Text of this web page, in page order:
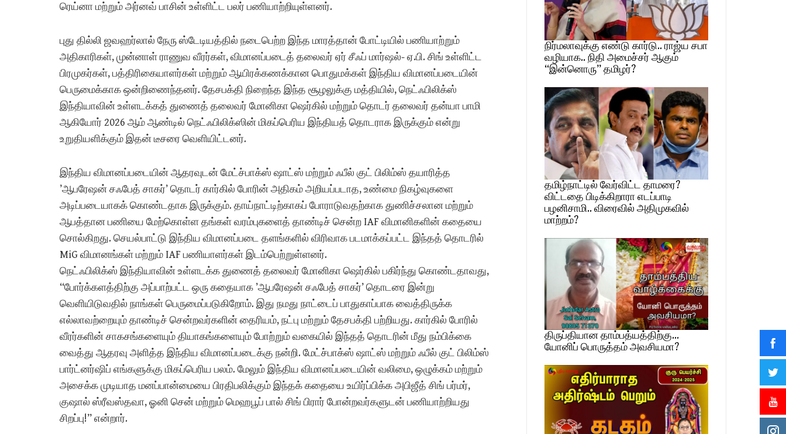
ரெய்னா மற்றும் அர்னவ் பாசின் உள்ளிட்ட பலர் பணியாற்றியுள்ளனர்.
புது தில்லி ஜவஹர்லால் நேரு ஸ்டேடியத்தில் நடைபெற்ற இந்த மாரத்தான் போட்டியில் பணியாற்றும்
அதிகாரிகள், முன்னாள் ராணுவ வீரர்கள், விமானப்படைத் தலைவர் ஏர் சீஃப் மார்ஷல்- ஏ.பி. சிங் உள்ளிட்ட
பிரமுகர்கள், பத்திரிகையாளர்கள் மற்றும் ஆயிரக்கணக்கான பொதுமக்கள் இந்திய விமானப்படையின்
பெருமைக்காக ஒன்றிணைந்தனர். தேசபக்தி நிறைந்த இந்த சூழலுக்கு மத்தியில், நெட்ஃபிலிக்ஸ்
இந்தியாவின் உள்ளடக்கத் துணைத் தலைவர் மோனிகா ஷெர்கில் மற்றும் தொடர் தலைவர் தன்யா பாமி
ஆகியோர் 2026 ஆம் ஆண்டில் நெட்ஃபிலிக்ஸின் மிகப்பெரிய இந்தியத் தொடராக இருக்கும் என்று
உறுதியளிக்கும் இதன் டீசரை வெளியிட்டனர்.
இந்திய விமானப்படையின் ஆதரவுடன் மேட்ச்பாக்ஸ் ஷாட்ஸ் மற்றும் ஃபீல் குட் பிலிம்ஸ் தயாரித்த
’ஆபரேஷன் சஃபேத் சாகர்’ தொடர் கார்கில் போரின் அதிகம் அறியப்படாத, உண்மை நிகழ்வுகளை
அடிப்படையாகக் கொண்டதாக இருக்கும். தாய்நாட்டிற்காகப் போராடுவதற்காக துணிச்சலான மற்றும்
ஆபத்தான பணியை மேற்கொள்ள தங்கள் வரம்புகளைத் தாண்டிச் சென்ற IAF விமானிகளின் கதையை
சொல்கிறது. செயல்பாட்டு இந்திய விமானப்படை தளங்களில் விரிவாக படமாக்கப்பட்ட இந்தத் தொடரில்
MiG விமானங்கள் மற்றும் IAF பணியாளர்கள் இடம்பெற்றுள்ளனர்.
நெட்ஃபிலிக்ஸ் இந்தியாவின் உள்ளடக்க துணைத் தலைவர் மோனிகா ஷெர்கில் பகிர்ந்து கொண்டதாவது,
“போர்க்களத்திற்கு அப்பாற்பட்ட ஒரு கதையாக ’ஆபரேஷன் சஃபேத் சாகர்’ தொடரை இன்று
வெளியிடுவதில் நாங்கள் பெருமைப்படுகிறோம். இது நமது நாட்டைப் பாதுகாப்பாக வைத்திருக்க
எல்லாவற்றையும் தாண்டிச் சென்றவர்களின் தைரியம், நட்பு மற்றும் தேசபக்தி பற்றியது. கார்கில் போரில்
வீரர்களின் சாகசங்களையும் தியாகங்களையும் போற்றும் வகையில் இந்தத் தொடரின் மீது நம்பிக்கை
வைத்து ஆதரவு அளித்த இந்திய விமானப்படைக்கு நன்றி. மேட்ச்பாக்ஸ் ஷாட்ஸ் மற்றும் ஃபீல் குட் பிலிம்ஸ்
பார்ட்னர்ஷிப் எங்களுக்கு மிகப்பெரிய பலம். மேலும் இந்திய விமானப்படையின் வலிமை, ஒழுக்கம் மற்றும்
அசைக்க முடியாத மனப்பான்மையை பிரதிபலிக்கும் இந்தக் கதையை உயிர்ப்பிக்க அபிஜீத் சிங் பர்மர்,
குஷால் ஸ்ரீவஸ்தவா, ஓனி சென் மற்றும் மெஹபூப் பால் சிங் பிரார் போன்றவர்களுடன் பணியாற்றியது
சிறப்பு!” என்றார்.
நிர்மலாவுக்கு எண்டு கார்டு.. ராஜ்ய சபா
வழியாக.. நிதி அமைச்சர் ஆகும்
“இன்னொரு” தமிழர்?
தமிழ்நாட்டில் வேர்விட்ட தாமரை?
விட்டதை பிடிக்கிறாரா எடப்பாடி
பழனிசாமி.. விரைவில் அதிமுகவில்
மாற்றம்?
திருப்தியான தாம்பத்யத்திற்கு…
யோனிப் பொருத்தம் அவசியமா?